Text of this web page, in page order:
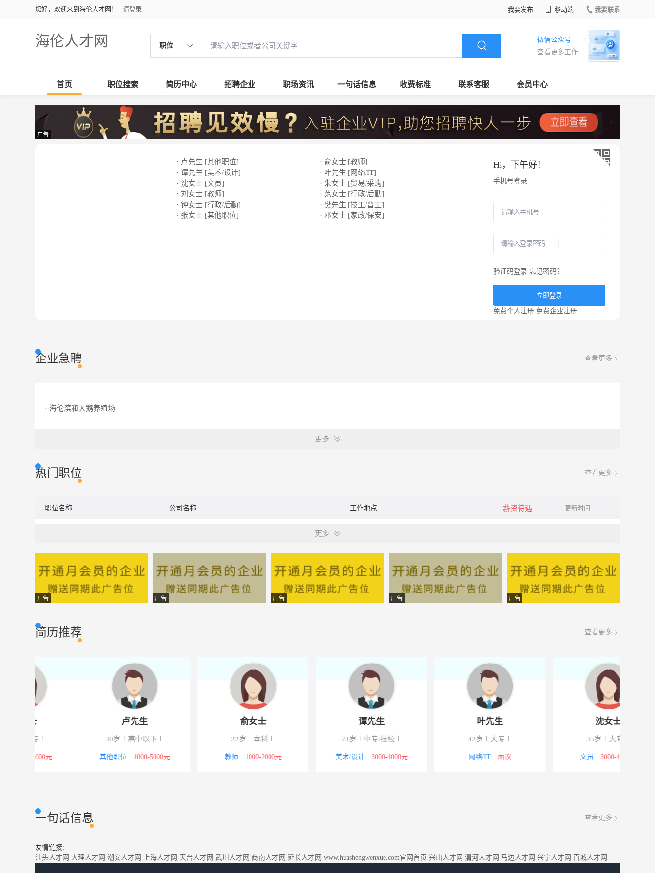
您好，欢迎来到海伦人才网！ 请登录 我要发布 移动端 我要联系
海伦人才网 职位
微信公众号
查看更多工作
首页 职位搜索 简历中心 招聘企业 职场资讯 一句话信息 收费标准 联系客服 会员中心
广告
· 卢先生 [其他职位]
· 俞女士 [教师]
· 谭先生 [美术/设计]
· 叶先生 [网络/IT]
· 沈女士 [文员]
· 朱女士 [贸易/采购]
· 刘女士 [教师]
· 范女士 [行政/后勤]
· 钟女士 [行政/后勤]
· 樊先生 [技工/普工]
· 张女士 [其他职位]
· 邓女士 [家政/保安]
Hi， 下午好！
手机号登录
验证码登录 忘记密码？
立即登录
免费个人注册 免费企业注册
企业急聘 查看更多
· 海伦滨和大鹅养殖场
更多
热门职位 查看更多
职位名称 公司名称 工作地点 薪资待遇 更新时间
更多
广告 广告 广告 广告 广告
简历推荐 查看更多
高中以下
4000-5000元 1000-2000元
中专/技校
3000-4000元 3000-4000元
一句话信息 查看更多
友情链接:
汕头人才网 大理人才网 潮安人才网 上海人才网 天台人才网 武川人才网 商南人才网 延长人才网 www.huashengwenxue.com官网首页 兴山人才网 清河人才网 马边人才网 兴宁人才网 百城人才网